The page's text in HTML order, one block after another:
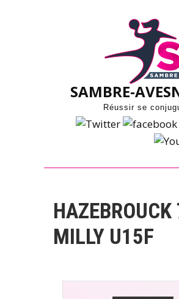
SAMBRE-
Réussir se
MILLY U15F